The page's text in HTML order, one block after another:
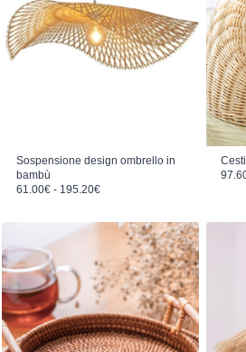
Sospensione design ombrello in
bambù
61.00€ - 195.20€Fascia di prezzo: da 61.00€ a 195.20€